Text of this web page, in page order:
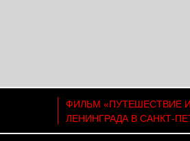
ФИЛЬМ «ПУТЕШЕСТВИЕ
ЛЕНИНГРАДА В САНКТ-